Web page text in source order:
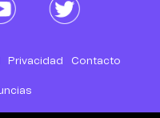
Privacidad Contacto